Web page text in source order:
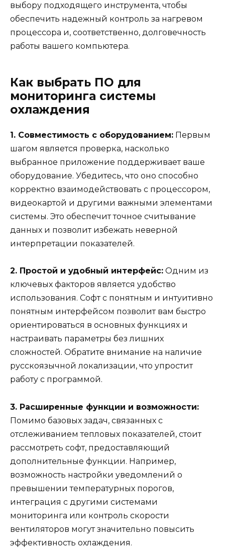
выбору подходящего инструмента, чтобы
обеспечить надежный контроль за нагревом
процессора и, соответственно, долговечность
работы вашего компьютера.
Как выбрать ПО для
мониторинга системы
охлаждения
1. Совместимость с оборудованием: Первым
шагом является проверка, насколько
выбранное приложение поддерживает ваше
оборудование. Убедитесь, что оно способно
корректно взаимодействовать с процессором,
видеокартой и другими важными элементами
системы. Это обеспечит точное считывание
данных и позволит избежать неверной
интерпретации показателей.
2. Простой и удобный интерфейс: Одним из
ключевых факторов является удобство
использования. Софт с понятным и интуитивно
понятным интерфейсом позволит вам быстро
ориентироваться в основных функциях и
настраивать параметры без лишних
сложностей. Обратите внимание на наличие
русскоязычной локализации, что упростит
работу с программой.
3. Расширенные функции и возможности:
Помимо базовых задач, связанных с
отслеживанием тепловых показателей, стоит
рассмотреть софт, предоставляющий
дополнительные функции. Например,
возможность настройки уведомлений о
превышении температурных порогов,
интеграция с другими системами
мониторинга или контроль скорости
вентиляторов могут значительно повысить
эффективность охлаждения.